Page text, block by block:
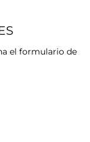
el formulario de